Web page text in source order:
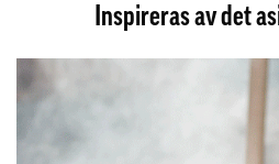
Inspireras av det